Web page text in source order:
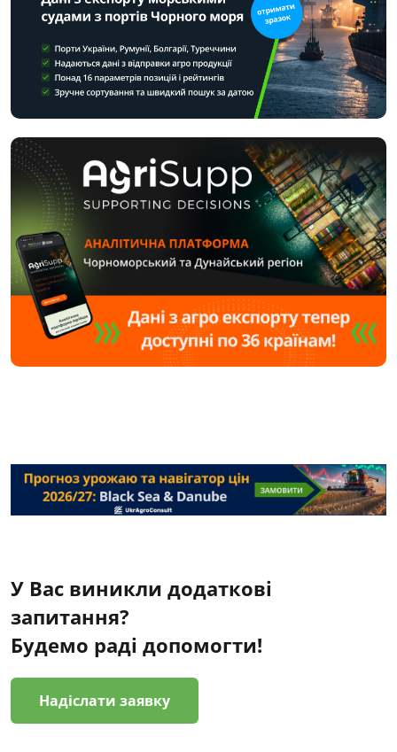
У Вас виникли додаткові
запитання?
Будемо раді допомогти!
Надіслати заявку